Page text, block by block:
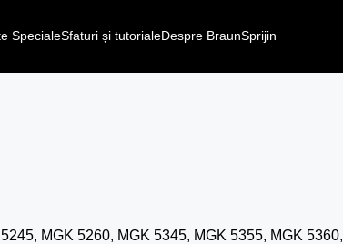
SpecialeSfaturi și tutorialeDespre BraunSprijin
MGK 5260, MGK 5345, MGK 5355, MGK 5360,